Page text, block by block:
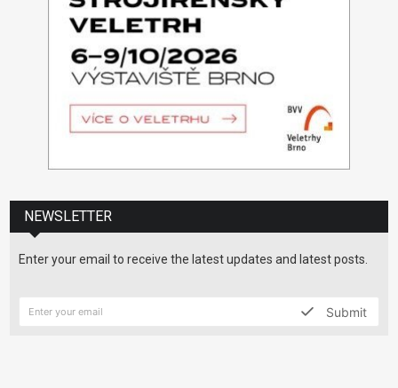
NEWSLETTER
Enter your email to receive the latest updates and latest posts.
Submit